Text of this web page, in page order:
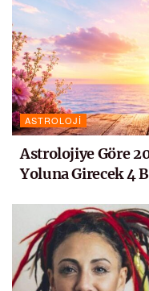
ASTROLOJI
Astrolojiye Göre
Yoluna Girecek 4